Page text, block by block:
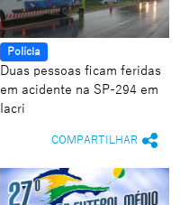
Polícia
Duas pessoas ficam feridas
em acidente na SP-294 em
Iacri
COMPARTILHAR